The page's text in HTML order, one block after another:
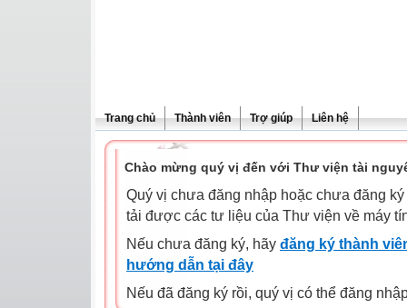
Trang chủ Thành viên Trợ giúp Liên hệ
Chào mừng quý vị đến với Thư viện tài
Quý vị chưa đăng nhập hoặc chưa đăng
tải được các tư liệu của Thư viện về máy
Nếu chưa đăng ký, hãy đăng ký thành
hướng dẫn tại đây
Nếu đã đăng ký rồi, quý vị có thể đăng